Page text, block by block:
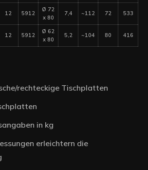
12 5912
Ø 72
x 80
7,4 ~112 72 533
12 5912
Ø 62
x 80
5,2 ~104 80 416
rechteckige Tischplatten
in kg
erleichtern die